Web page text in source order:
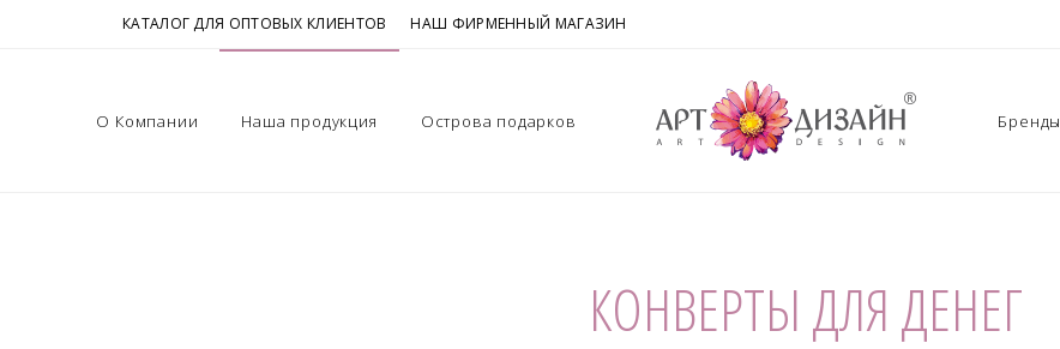
КАТАЛОГ ДЛЯ ОПТОВЫХ КЛИЕНТОВ НАШ ФИРМЕННЫЙ МАГАЗИН
О Компании Наша продукция Острова подарков Бренды
КОНВЕРТЫ ДЛЯ ДЕНЕГ